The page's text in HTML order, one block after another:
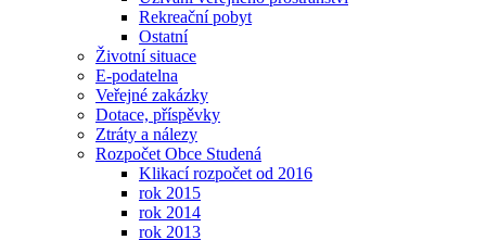
Rekreační pobyt
Ostatní
Životní situace
E-podatelna
Veřejné zakázky
Dotace, příspěvky
Ztráty a nálezy
Rozpočet Obce Studená
Klikací rozpočet od 2016
rok 2015
rok 2014
rok 2013